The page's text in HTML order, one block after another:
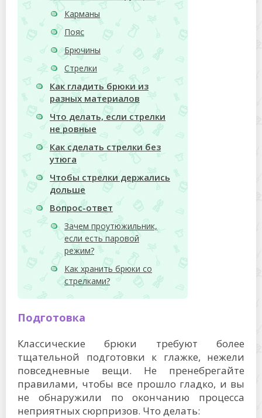
Карманы
Пояс
Брючины
Стрелки
Как гладить брюки из
разных материалов
Что делать, если стрелки
не ровные
Как сделать стрелки без
утюга
Чтобы стрелки держались
дольше
Вопрос-ответ
Зачем проутюжильник,
если есть паровой
режим?
Как хранить брюки со
стрелками?
Подготовка
Классические брюки требуют более
тщательной подготовки к глажке, нежели
повседневные вещи. Не пренебрегайте
правилами, чтобы все прошло гладко, и вы
не обнаружили по окончанию процесса
неприятных сюрпризов. Что делать: